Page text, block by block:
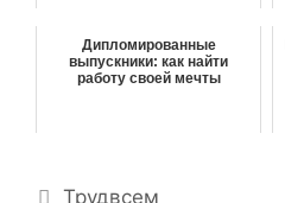
Дипломированные
выпускники: как найти
работу своей мечты
Р
Трудвсем